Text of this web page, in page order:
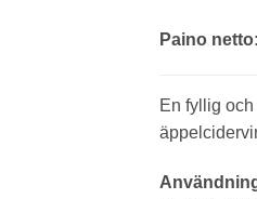
Paino netto:
En fyllig